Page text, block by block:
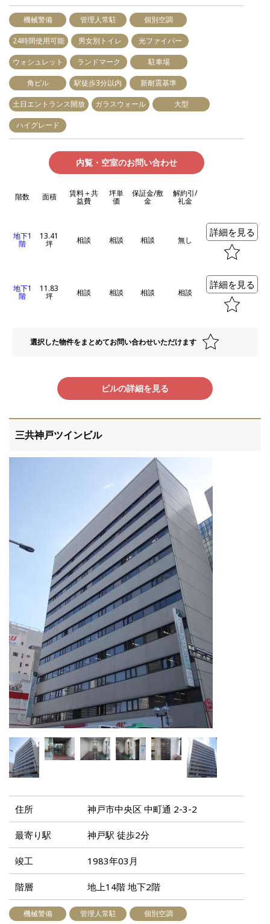
機械警備 管理人常駐 個別空調
24時間使用可能 男女別トイレ 光ファイバー
ウォシュレット ランドマーク 駐車場
角ビル 駅徒歩3分以内 新耐震基準
土日エントランス開放 ガラスウォール 大型
ハイグレード
内覧・空室のお問い合わせ
階数 面積 賃料＋共
益費
坪単
価
保証金/敷
金
解約引/
礼金
地下1
階
13.41
坪 相談 相談 相談 無し
詳細を見る
地下1
階
11.83
坪 相談 相談 相談 相談
詳細を見る
選択した物件をまとめてお問い合わせいただけます
ビルの詳細を見る
三共神戸ツインビル
住所 神戸市中央区 中町通 2-3-2
最寄り駅 神戸駅 徒歩2分
竣工 1983年03月
階層 地上14階 地下2階
機械警備 管理人常駐 個別空調